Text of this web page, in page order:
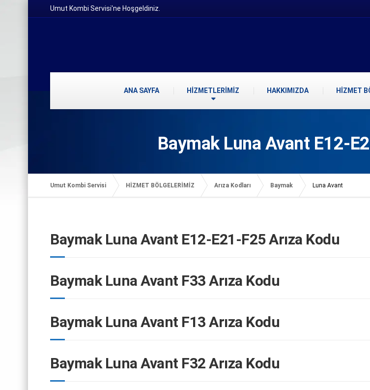
Umut Kombi Servisi'ne Hoşgeldiniz.
ANA SAYFA HİZMETLERİMİZ HAKKIMIZDA HİZMET
Baymak Luna Avant E12-
Umut Kombi Servisi HİZMET BÖLGELERİMİZ Arıza Kodları Baymak Luna Avant
Baymak Luna Avant E12-E21-F25 Arıza Kodu
Baymak Luna Avant F33 Arıza Kodu
Baymak Luna Avant F13 Arıza Kodu
Baymak Luna Avant F32 Arıza Kodu